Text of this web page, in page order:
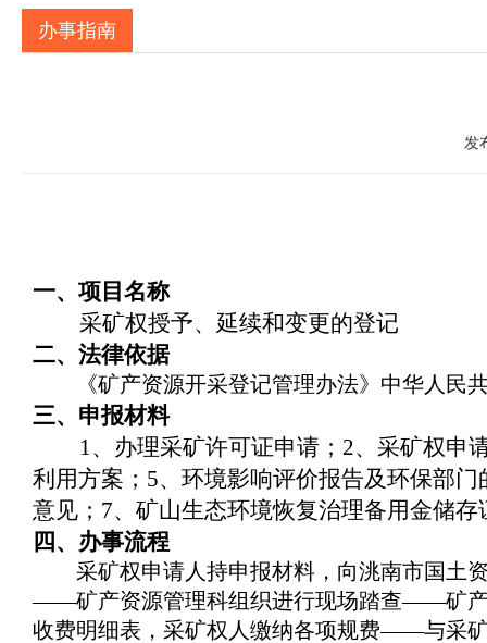
办事指南
发
一、项目名称
采矿权授予、延续和变更的登记
二、法律依据
《矿产资源开采登记管理办法》中华人民
三、申报材料
1、办理采矿许可证申请； 2、采矿权申
利用方案； 5、环境影响评价报告及环保部
意见； 7、矿山生态环境恢复治理备用金储
四、办事流程
采矿权申请人持申报材料，向洮南市国
――矿产资源管理科组织进行现场踏查――矿
收费明细表，采矿权人缴纳各项规费――与采